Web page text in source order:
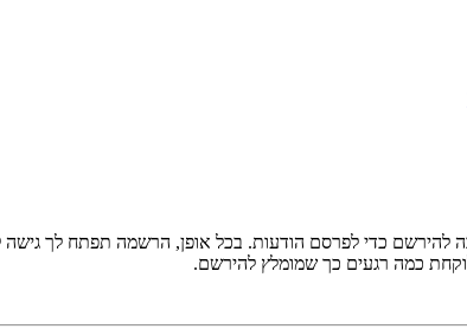
כדי לפרסם הודעות. בכל אופן, הרשמה תפתח לך גישה
כמה רגעים כך שמומלץ להירשם.